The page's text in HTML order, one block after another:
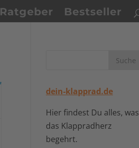
Ratgeber Bestseller
dein-klapprad.de
Hier findest Du alles, was
das Klappradherz
begehrt.